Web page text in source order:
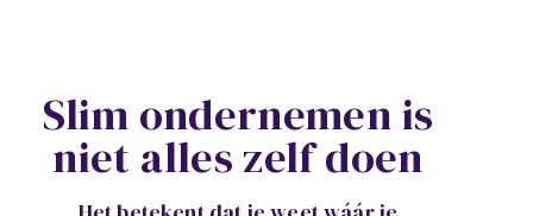
Slim ondernemen is
niet alles zelf doen